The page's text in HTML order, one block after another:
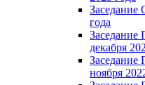
Заседание
года
декабря
ноября